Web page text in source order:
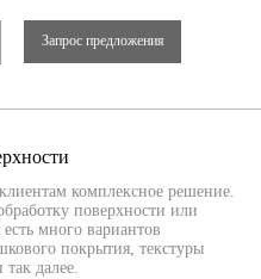
Запрос предложения
комплексное решение.
поверхности или
много вариантов
покрытия, текстуры
далее.